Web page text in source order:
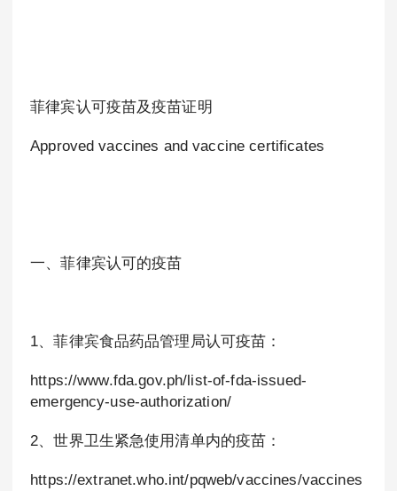
菲律宾认可疫苗及疫苗证明
Approved vaccines and vaccine certificates
一、菲律宾认可的疫苗
1、菲律宾食品药品管理局认可疫苗：
https://www.fda.gov.ph/list-of-fda-issued-
emergency-use-authorization/
2、世界卫生紧急使用清单内的疫苗：
https://extranet.who.int/pqweb/vaccines/vaccines